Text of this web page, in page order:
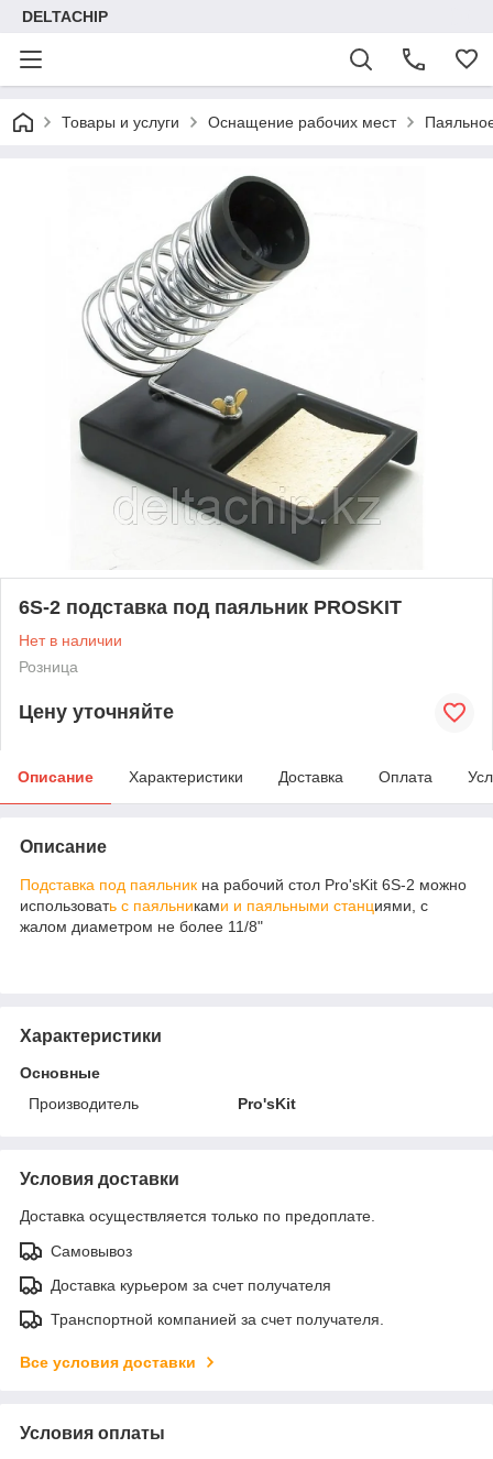
DELTACHIP
Товары и услуги Оснащение рабочих мест
6S-2 подставка под паяльник PROSKIT
Нет в наличии
Розница
Цену уточняйте
Описание Характеристики Доставка Оплата
Описание
Подставка под паяльник на рабочий стол Pro'sKit 6S-2 можно
использовать с паяльниками и паяльными станциями, с
жалом диаметром не более 11/8"
Характеристики
Основные
Производитель
Pro'sKit
Условия доставки
Доставка осуществляется только по предоплате.
Самовывоз
Доставка курьером за счет получателя
Транспортной компанией за счет получателя.
Все условия доставки
Условия оплаты